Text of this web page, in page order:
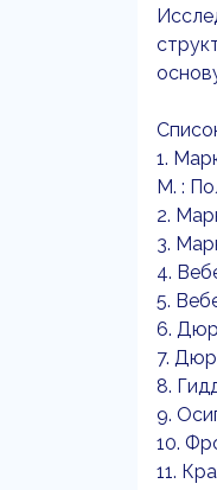
1.
М. :
2.
3.
4.
5.
6.
7.
8.
9.
10.
11.